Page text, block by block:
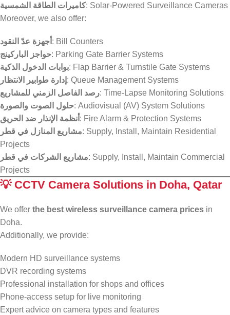
كاميرات الطاقة الشمسية: Solar-Powered Surveillance Cameras
Moreover, we also offer:
أجهزة عدّ النقود : Bill Counters
حواجز الباركينج: Parking Gate Barrier Systems
بوابات الدخول الذكية: Flap Barrier & Turnstile Gate Systems
إدارة طوابير الانتظار : Queue Management Systems
رصد الفاصل الزمني للمشاريع: Time-Lapse Monitoring Solutions
حلول الصوت والصورة: Audiovisual (AV) System Solutions
أنظمة الإنذار ضد الحريق : Fire Alarm & Protection Systems
مشاريع المنازل في قطر: Supply, Install, Maintain Residential
Projects
مشاريع الشركات في قطر: Supply, Install, Maintain Commercial
Projects
💡 CCTV Camera Solutions in Doha, Qatar
We offer the best wireless surveillance camera prices in
Doha.
Additionally, we provide:
Modern HD surveillance systems
DVR recording systems
Professional installation for shops and offices
Phone-access setup for live monitoring
Expert advice on camera types and features